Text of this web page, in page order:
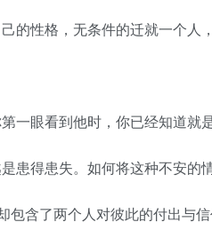
性格，无条件的迁就一个人，
眼看到他时，你已经知道就是
得患失。如何将这种不安的情
含了两个人对彼此的付出与信